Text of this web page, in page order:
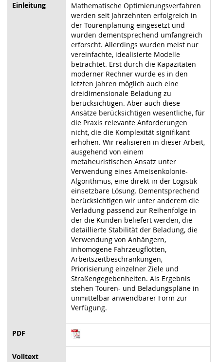
Einleitung
Mathematische Optimierungsverfahren
werden seit Jahrzehnten erfolgreich in
der Tourenplanung eingesetzt und
wurden dementsprechend umfangreich
erforscht. Allerdings wurden meist nur
vereinfachte, idealisierte Modelle
betrachtet. Erst durch die Kapazitäten
moderner Rechner wurde es in den
letzten Jahren möglich auch eine
dreidimensionale Beladung zu
berücksichtigen. Aber auch diese
Ansätze berücksichtigen wesentliche, für
die Praxis relevante Anforderungen
nicht, die die Komplexität signifikant
erhöhen. Wir realisieren in dieser Arbeit,
ausgehend von einem
metaheuristischen Ansatz unter
Verwendung eines Ameisenkolonie-
Algorithmus, eine direkt in der Logistik
einsetzbare Lösung. Dementsprechend
berücksichtigen wir unter anderem die
Verladung passend zur Reihenfolge in
der die Kunden beliefert werden, die
detaillierte Stabilität der Beladung, die
Verwendung von Anhängern,
inhomogene Fahrzeugflotten,
Arbeitszeitbeschränkungen,
Priorisierung einzelner Ziele und
Straßengegebenheiten. Als Ergebnis
stehen Touren- und Beladungspläne in
unmittelbar anwendbarer Form zur
Verfügung.
PDF
Volltext